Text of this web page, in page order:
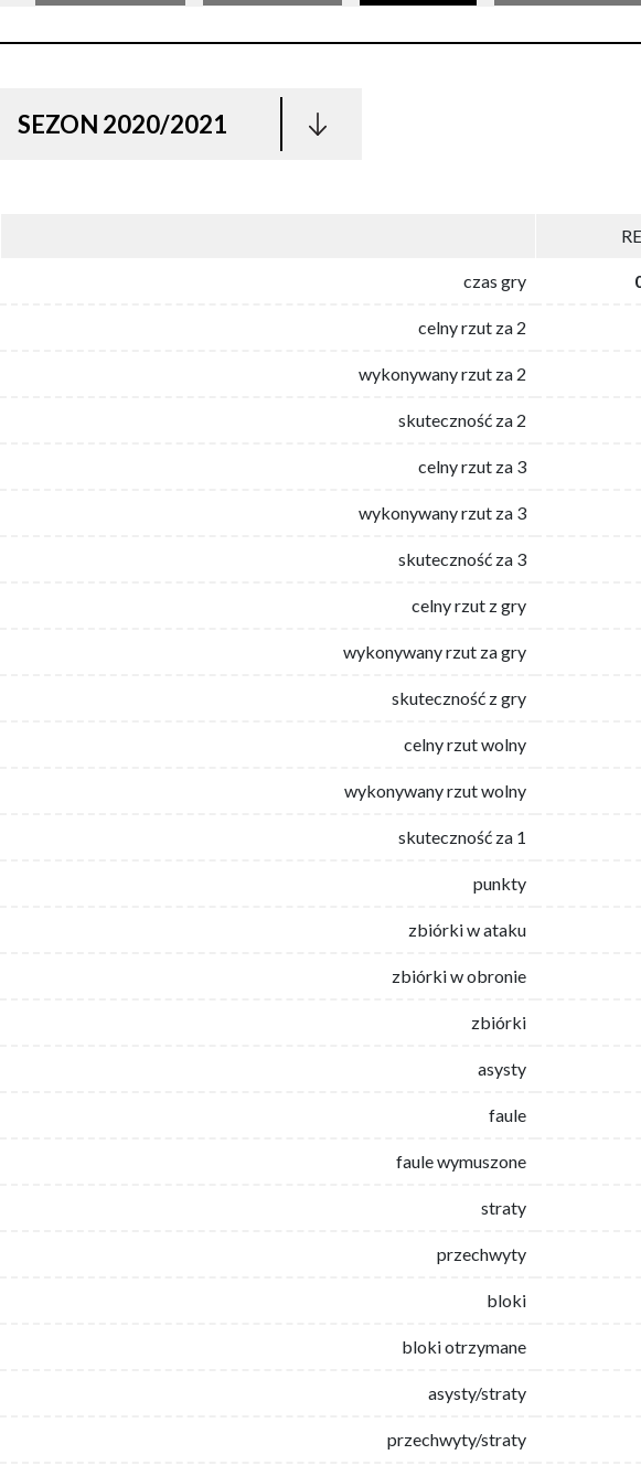
SEZON 2020/2021
czas gry
celny rzut za 2
wykonywany rzut za 2
skuteczność za 2
celny rzut za 3
wykonywany rzut za 3
skuteczność za 3
celny rzut z gry
wykonywany rzut za gry
skuteczność z gry
celny rzut wolny
wykonywany rzut wolny
skuteczność za 1
punkty
zbiórki w ataku
zbiórki w obronie
zbiórki
asysty
faule
faule wymuszone
straty
przechwyty
bloki
bloki otrzymane
asysty/straty
przechwyty/straty